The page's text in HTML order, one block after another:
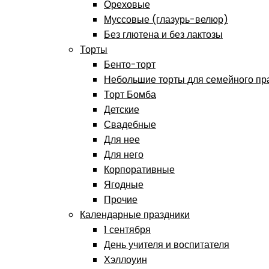
Ореховые
Муссовые (глазурь-велюр)
Без глютена и без лактозы
Торты
Бенто-торт
Небольшие торты для семейного
Торт Бомба
Детские
Свадебные
Для нее
Для него
Корпоративные
Ягодные
Прочие
Календарные праздники
1 сентября
День учителя и воспитателя
Хэллоуин